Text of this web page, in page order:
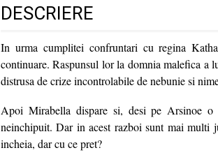
DESCRIERE
In urma cumplitei confruntari cu regina
continuare. Raspunsul lor la domnia malefica a
distrusa de crize incontrolabile de nebunie si
Apoi Mirabella dispare si, desi pe Arsinoe o
neinchipuit. Dar in acest razboi sunt mai multi
incheia, dar cu ce pret?